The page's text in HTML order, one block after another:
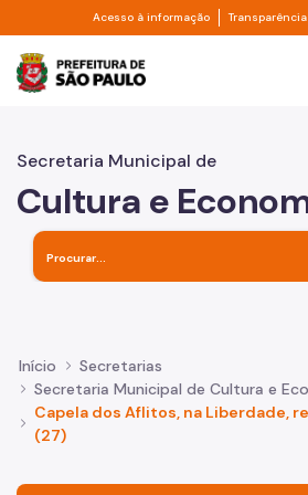
Pular para o Conteúdo principal
Acesso à informação Divisor de
Prefeitura de
Secretaria Municipal de
Cultura e
Início
Secretarias
Secretaria Municipal de Cultura e
Capela dos Aflitos, na Liberdade,
(27)